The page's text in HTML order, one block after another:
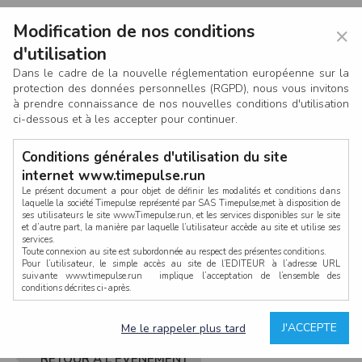
CONNEXION
RETOUR À L'ÉVÈNEMENT
×
Modification de nos conditions
d'utilisation
Dans le cadre de la nouvelle réglementation européenne sur la
protection des données personnelles (RGPD), nous vous invitons
à prendre connaissance de nos nouvelles conditions d'utilisation
ci-dessous et à les accepter pour continuer.
Conditions générales d'utilisation du site
internet www.timepulse.run
Le présent document a pour objet de définir les modalités et conditions dans
laquelle la société Timepulse représenté par SAS Timepulse,met à disposition de
ses utilisateurs le site www.Timepulse.run, et les services disponibles sur le site
et d’autre part, la manière par laquelle l’utilisateur accède au site et utilise ses
services.
Toute connexion au site est subordonnée au respect des présentes conditions.
Pour l’utilisateur, le simple accès au site de l’EDITEUR à l’adresse URL
suivante www.timepulse.run implique l’acceptation de l’ensemble des
conditions décrites ci-après.
La structure générale du site www.timepulse.run, par quelque procédé que ce
soit, sans l'autorisation préalable et par écrit de Fourcherot Mickael et/ou de ses
J'ACCEPTE
Me le rappeler plus tard